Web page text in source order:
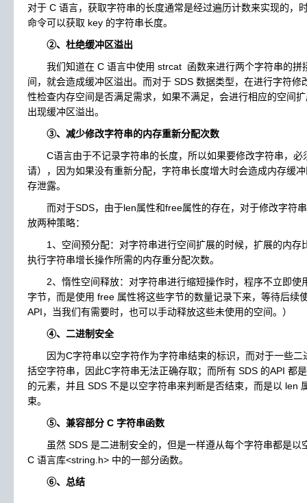
对于 C 语言，获取字符串的长度通常是经过遍历计数来实现的，
命令可以获取 key 的字符串长度。
②、杜绝缓冲区溢出
我们知道在 C 语言中使用 strcat 函数来进行两个字符串的拼
间，就会造成缓冲区溢出。而对于 SDS 数据类型，在进行字符
性检查内存空间是否满足需求，如果不满足，会进行相应的空间
出现缓冲区溢出。
③、减少修改字符串的内存重新分配次数
C语言由于不记录字符串的长度，所以如果要修改字符串，
请），因为如果没有重新分配，字符串长度增大时会造成内存缓
存泄露。
而对于SDS，由于len属性和free属性的存在，对于修改字符串
放两种策略：
1、空间预分配：对字符串进行空间扩展的时候，扩展的内存
执行字符串增长操作所需的内存重分配次数。
2、惰性空间释放：对字符串进行缩短操作时，程序不立即使
字节，而是使用 free 属性将这些字节的数量记录下来，等待后续
API，当我们有需要时，也可以手动释放这些未使用的空间。）
④、二进制安全
因为C字符串以空字符作为字符串结束的标识，而对于一些二
括空字符串，因此C字符串无法正确存取；而所有 SDS 的API 都
的元素，并且 SDS 不是以空字符串来判断是否结束，而是以 len
束。
⑤、兼容部分 C 字符串函数
虽然 SDS 是二进制安全的，但是一样遵从每个字符串都是以
C 语言库<string.h> 中的一部分函数。
⑥、总结